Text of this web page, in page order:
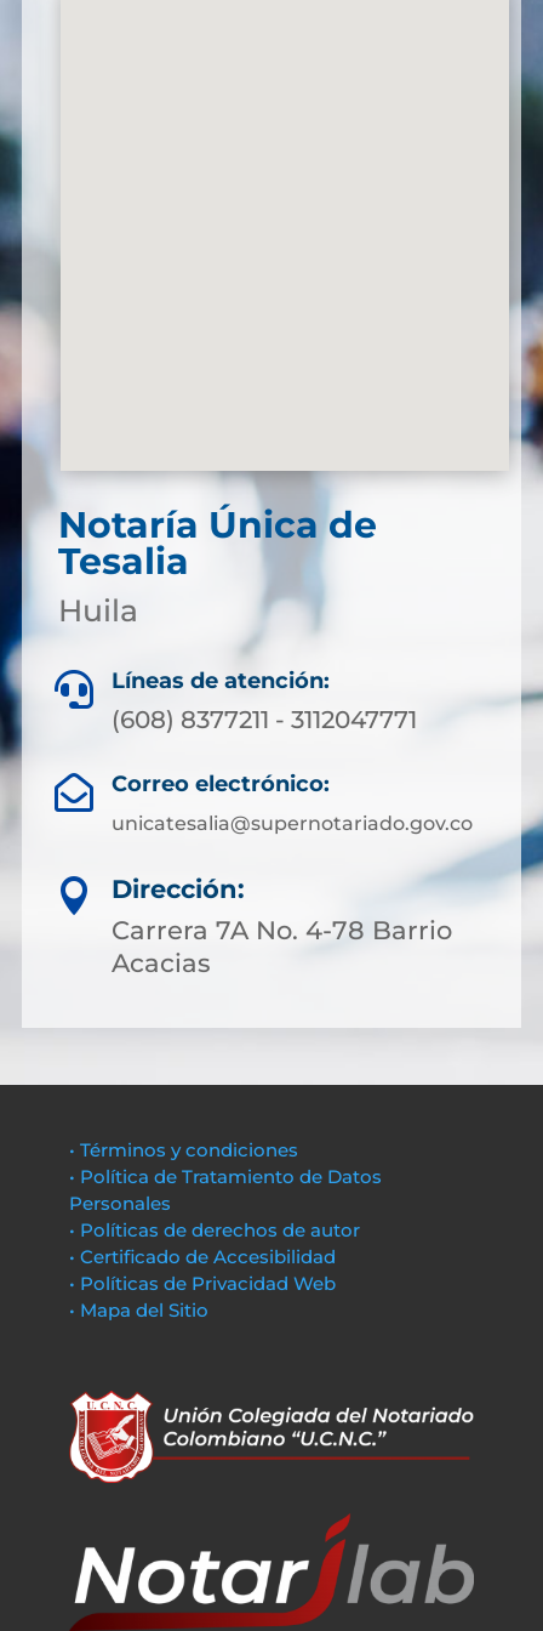
Notaría Única de
Tesalia
Huila
 Líneas de atención:
(608) 8377211 - 3112047771
 Correo electrónico:
unicatesalia@supernotariado.gov.co

Dirección:
Carrera 7A No. 4-78 Barrio
Acacias
• Términos y condiciones
• Política de Tratamiento de Datos
Personales
• Políticas de derechos de autor
• Certificado de Accesibilidad
• Políticas de Privacidad Web
• Mapa del Sitio